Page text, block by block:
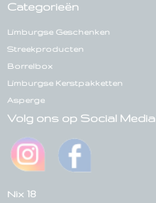
Categorieën
Limburgse Geschenken
Streekproducten
Borrelbox
Limburgse Kerstpakketten
Asperge
Volg ons op Social Media
Nix 18